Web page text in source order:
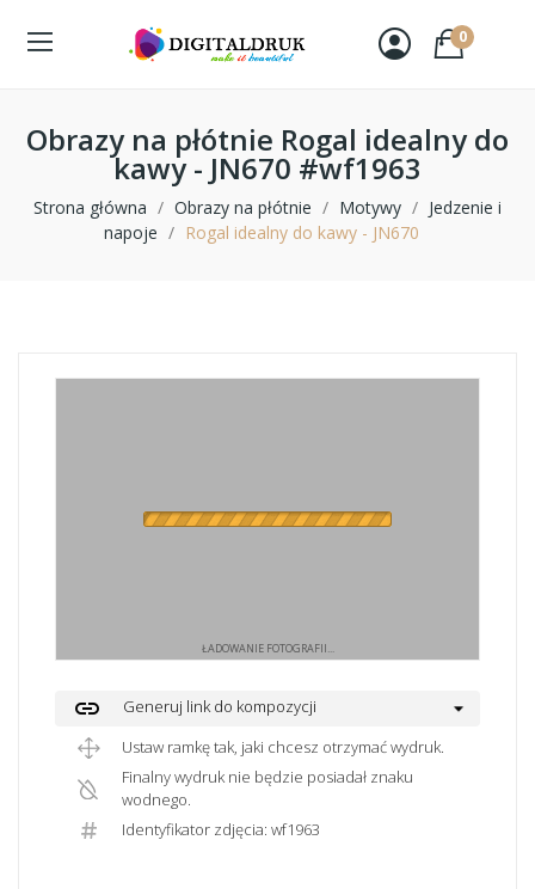
0
Obrazy na płótnie Rogal idealny do
kawy - JN670 #wf1963
Strona główna Obrazy na płótnie Motywy
Jedzenie i
napoje
Rogal idealny do kawy - JN670
ŁADOWANIE FOTOGRAFII...
link
Generuj link do kompozycji
Ustaw ramkę tak, jaki chcesz otrzymać wydruk.
Finalny wydruk nie będzie posiadał znaku
wodnego.
Identyfikator zdjęcia: wf1963